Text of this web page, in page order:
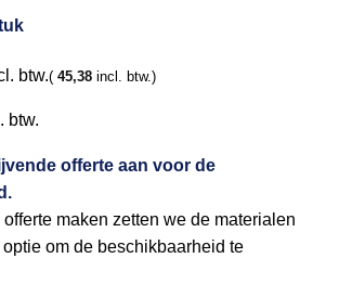
btw.( 45,38 incl. btw.)
btw.
offerte aan voor de
maken zetten we de materialen
om de beschikbaarheid te